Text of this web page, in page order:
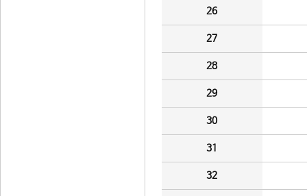
26
27
28
29
30
31
32